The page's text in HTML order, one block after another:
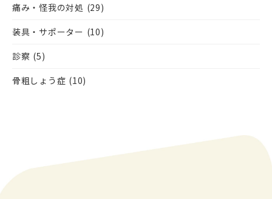
痛み・怪我の対処 (29)
装具・サポーター (10)
診察 (5)
骨粗しょう症 (10)